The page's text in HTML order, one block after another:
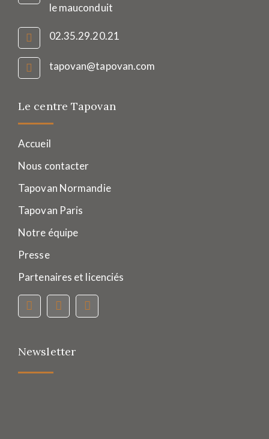
le mauconduit
02.35.29.20.21
tapovan@tapovan.com
Le centre Tapovan
Accueil
Nous contacter
Tapovan Normandie
Tapovan Paris
Notre équipe
Presse
Partenaires et licenciés
Newsletter